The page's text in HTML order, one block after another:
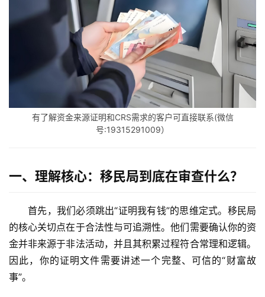
有了解资金来源证明和CRS需求的客户可直接联系(微信
号:19315291009）
一、理解核心：移民局到底在审查什么？
首先，我们必须跳出“证明我有钱”的思维定式。移民局
的核心关切点在于合法性与可追溯性。他们需要确认你的资
金并非来源于非法活动，并且其积累过程符合常理和逻辑。
因此，你的证明文件需要讲述一个完整、可信的“财富故
事”。